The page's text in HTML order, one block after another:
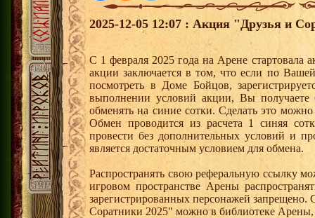
2025-12-05 12:07 : Акция "Друзья и
С 1 февраля 2025 года на Арене стартовала
акции заключается в том, что если по
посмотреть в Доме Бойцов,
выполнении условий акции, Вы
обменять на синие сотки. Сделать это
Обмен проводится из расчета 1 синяя
провести без дополнительных условий и
является достаточным условием для обмена.
Распространять свою реферальную ссылку
игровом пространстве Арены
зарегистрированных персонажей
Соратники 2025" можно в библиотеке Арены,